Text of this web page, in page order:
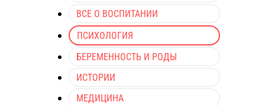
ВСЕ О ВОСПИТАНИИ
ПСИХОЛОГИЯ
БЕРЕМЕННОСТЬ И РОДЫ
ИСТОРИИ
МЕДИЦИНА